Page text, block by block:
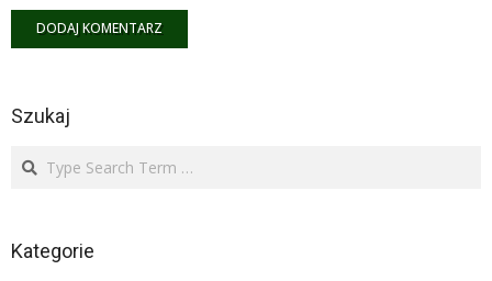
Szukaj
Search
Kategorie